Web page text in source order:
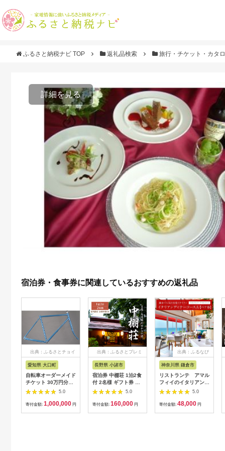
ふるさと納税ナビ TOP 返礼品検索 旅行・チケット・カタ
詳細を見る
宿泊券・食事券に関連しているおすすめの返礼品
出典：ふるさとチョイ
愛知県 大口町
自転車オーダーメイド
チケット 30万円分
【1360365】
5.0
寄付金額: 1,000,000 円
出典：ふるさとプレミ
長野県 小諸市
宿泊券 中棚荘 1泊2食
付 2名様 ギフト券 チ
ケット 券 宿泊 旅行
5.0
寄付金額: 160,000 円
出典：ふるなび
神奈川県 鎌倉市
リストランテ アマル
フィイのイタリアンデ
ィナーコースA ペア
5.0
寄付金額: 48,000 円